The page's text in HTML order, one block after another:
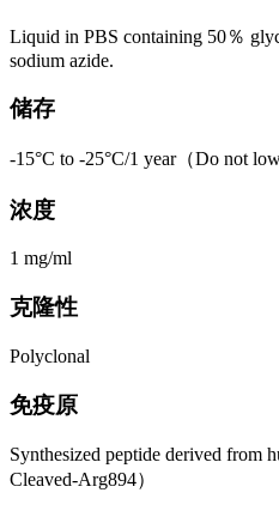
Liquid in PBS containing 50％
sodium azide.
储存
-15°C to -25°C/1 year（Do not
浓度
1 mg/ml
克隆性
Polyclonal
免疫原
Synthesized peptide derived from
Cleaved-Arg894）